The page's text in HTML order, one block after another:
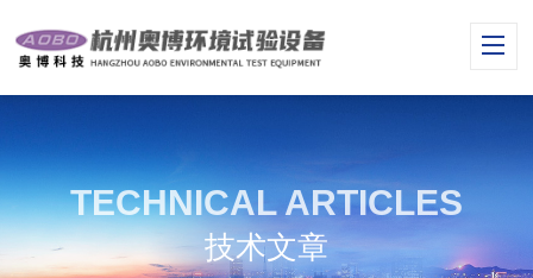
TECHNICAL ARTICLES
技术文章